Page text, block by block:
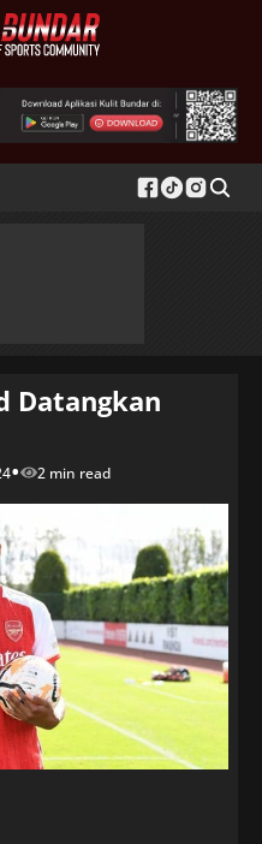
Datangkan
• 2 min read